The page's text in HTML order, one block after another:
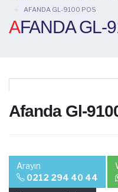
AFANDA GL-9100 POS
AFANDA GL-
Afanda Gl-
Arayın
0212 294 40 44